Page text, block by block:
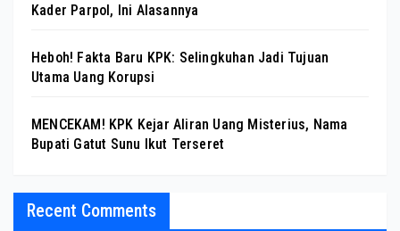
Kader Parpol, Ini Alasannya
Heboh! Fakta Baru KPK: Selingkuhan Jadi Tujuan
Utama Uang Korupsi
MENCEKAM! KPK Kejar Aliran Uang Misterius, Nama
Bupati Gatut Sunu Ikut Terseret
Recent Comments